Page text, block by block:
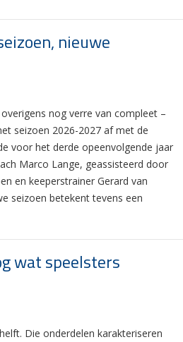
nieuwe
nog verre van compleet –
seizoen 2026-2027 af met de
voor het derde opeenvolgende jaar
Marco Lange, geassisteerd door
en keeperstrainer Gerard van
seizoen betekent tevens een
wat speelsters
Die onderdelen karakteriseren